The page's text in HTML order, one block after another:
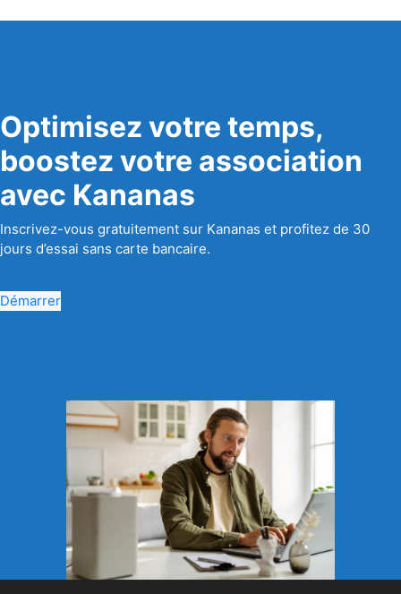
Optimisez votre temps,
boostez votre association
avec Kananas
Inscrivez-vous gratuitement sur Kananas et profitez de 30
jours d’essai sans carte bancaire.
Démarrer